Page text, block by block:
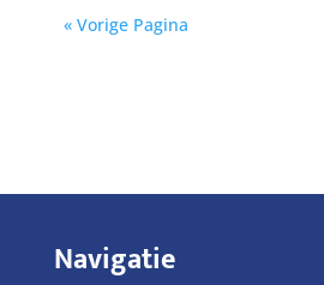
« Vorige Pagina
Navigatie